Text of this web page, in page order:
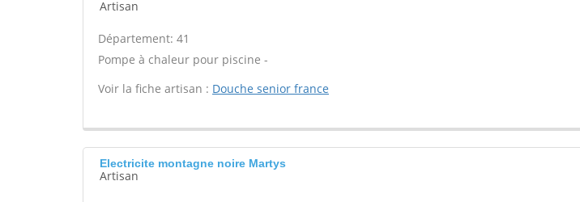
Artisan
Département: 41
Pompe à chaleur pour piscine -
Voir la fiche artisan : Douche senior france
Electricite montagne noire Martys
Artisan